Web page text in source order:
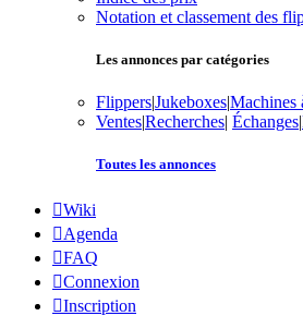
Notation et classement des
Les annonces par catégories
Flippers|Jukeboxes|Machines
Ventes|Recherches| Échanges|
Toutes les annonces
Wiki
Agenda
FAQ
Connexion
Inscription